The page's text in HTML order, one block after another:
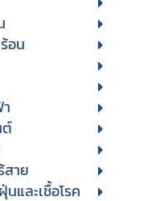
อน
สาย
นและเชื้อโรค